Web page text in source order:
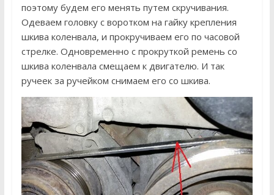
поэтому будем его менять путем скручивания.
Одеваем головку с воротком на гайку крепления
шкива коленвала, и прокручиваем его по часовой
стрелке. Одновременно с прокруткой ремень со
шкива коленвала смещаем к двигателю. И так
ручеек за ручейком снимаем его со шкива.